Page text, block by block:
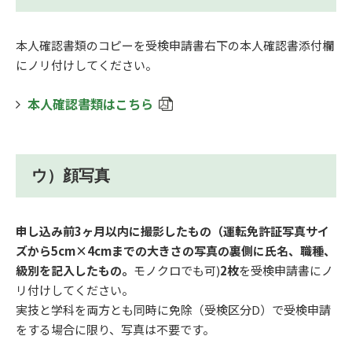
本人確認書類のコピーを受検申請書右下の本人確認書添付欄
にノリ付けしてください。
本人確認書類はこちら
ウ）顔写真
申し込み前3ヶ月以内に撮影したもの（運転免許証写真サイ
ズから5cm×4cmまでの大きさの写真の裏側に氏名、職種、
級別を記入したもの。 モノクロでも可)2枚を受検申請書にノ
リ付けしてください。
実技と学科を両方とも同時に免除（受検区分D）で受検申請
をする場合に限り、写真は不要です。